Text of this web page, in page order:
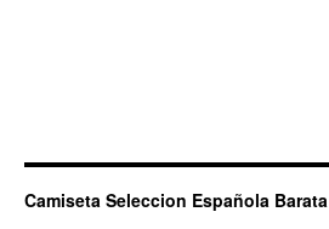
Camiseta Seleccion Española Barata